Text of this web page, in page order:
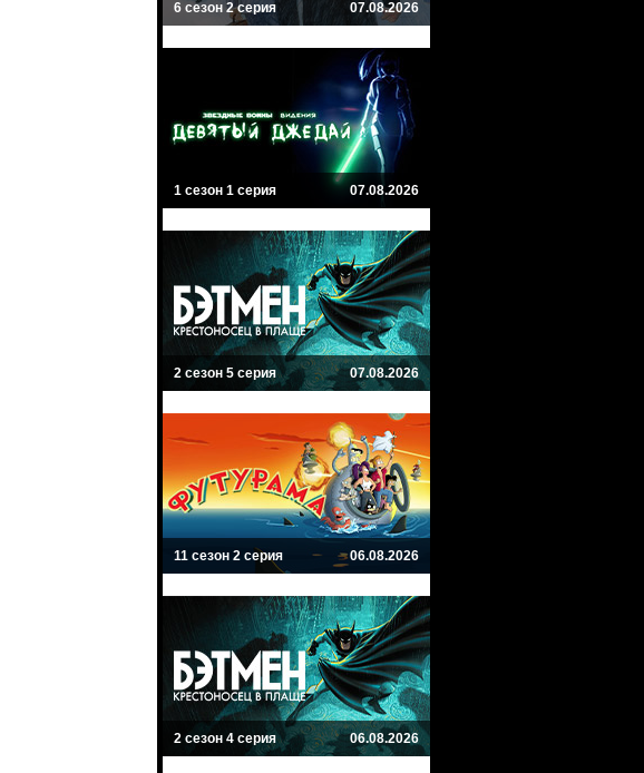
6 сезон 2 серия 07.08.2026
1 сезон 1 серия 07.08.2026
2 сезон 5 серия 07.08.2026
11 сезон 2 серия 06.08.2026
2 сезон 4 серия 06.08.2026